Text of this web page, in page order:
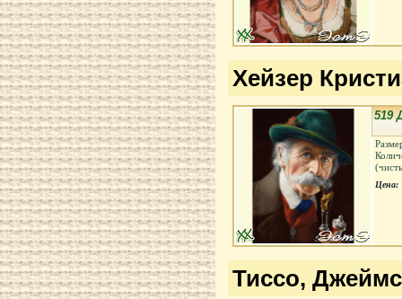
Хейзер
519
Цена:
Тиссо,